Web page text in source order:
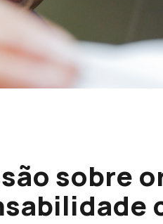
sobre